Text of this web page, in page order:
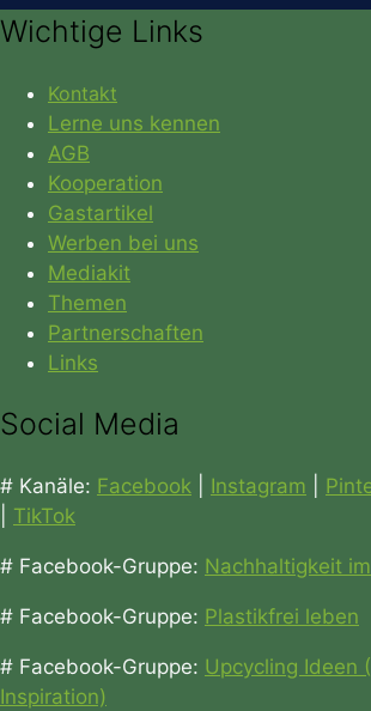
Wichtige Links
Kontakt
Lerne uns kennen
AGB
Kooperation
Gastartikel
Werben bei uns
Mediakit
Themen
Partnerschaften
Links
Social Media
# Kanäle: Facebook Instagram
TikTok
# Facebook-Gruppe: Nachhaltigkeit
# Facebook-Gruppe: Plastikfrei leben
# Facebook-Gruppe: Upcycling Ideen
Inspiration)